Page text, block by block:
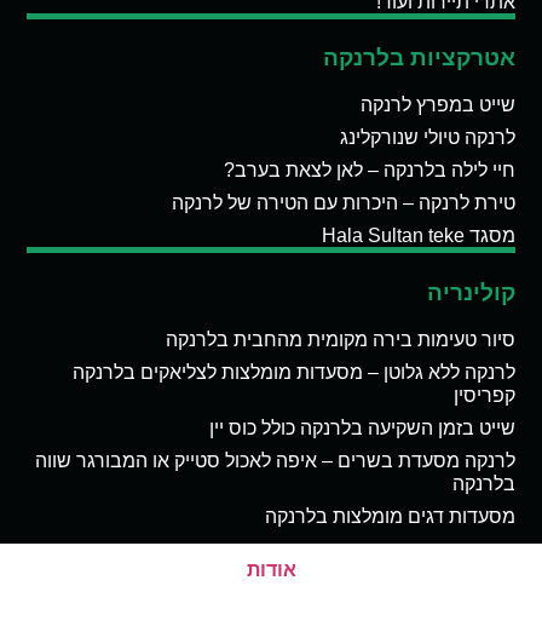
אטרקציות בלרנקה
שייט במפרץ לרנקה
לרנקה טיולי שנורקלינג
חיי לילה בלרנקה – לאן לצאת בערב?
טירת לרנקה – היכרות עם הטירה של לרנקה
מסגד Hala Sultan teke
קולינריה
סיור טעימות בירה מקומית מהחבית בלרנקה
לרנקה ללא גלוטן – מסעדות מומלצות לצליאקים בלרנקה
קפריסין
שייט בזמן השקיעה בלרנקה כולל כוס יין
לרנקה מסעדת בשרים – איפה לאכול סטייק או המבורגר שווה
בלרנקה
מסעדות דגים מומלצות בלרנקה
אודות